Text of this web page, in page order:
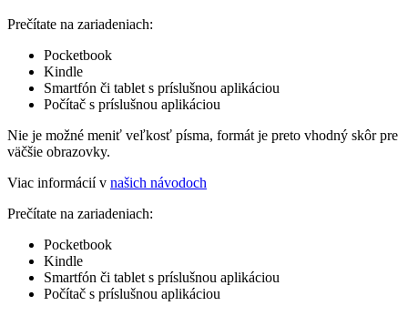
Prečítate na zariadeniach:
Pocketbook
Kindle
Smartfón či tablet s príslušnou aplikáciou
Počítač s príslušnou aplikáciou
Nie je možné meniť veľkosť písma, formát je preto vhodný skôr pre
väčšie obrazovky.
Viac informácií v našich návodoch
Prečítate na zariadeniach:
Pocketbook
Kindle
Smartfón či tablet s príslušnou aplikáciou
Počítač s príslušnou aplikáciou